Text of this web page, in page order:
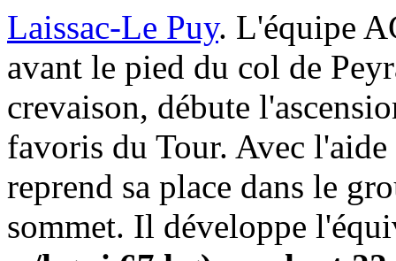
Laissac-Le Puy. L'équipe
avant le pied du col de
crevaison, débute
favoris du Tour. Avec
reprend sa place dans le
sommet. Il développe